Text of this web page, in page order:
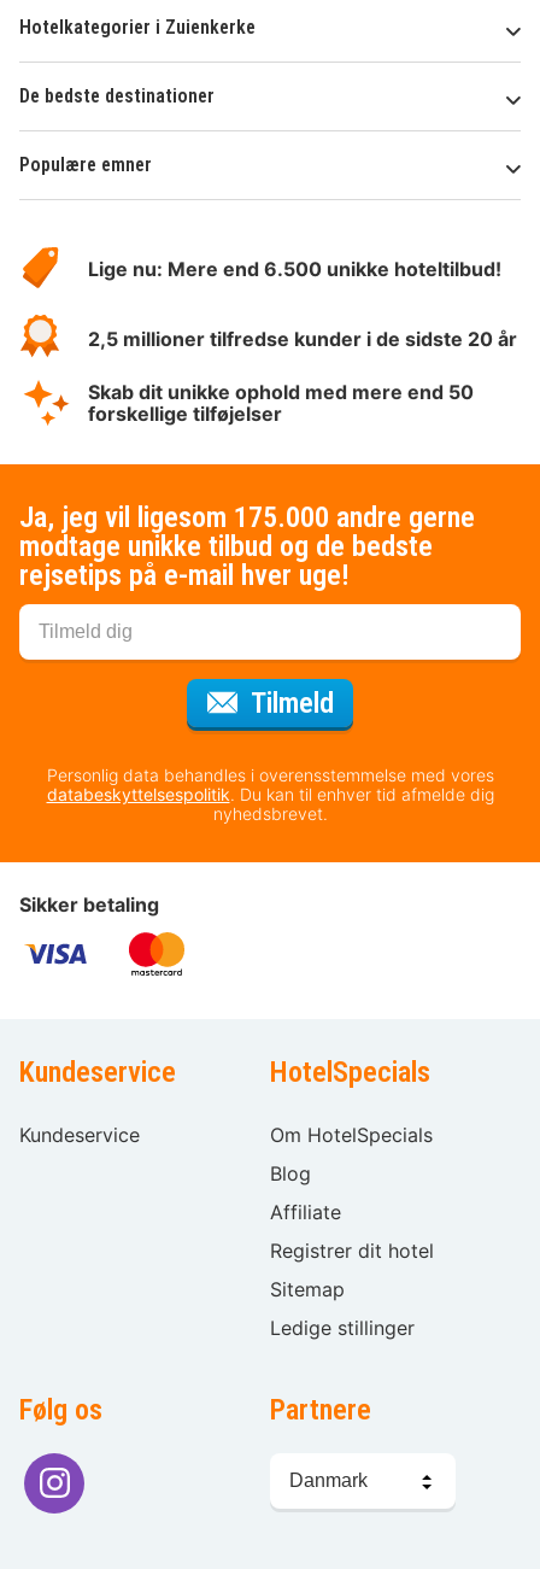
Hotelkategorier i Zuienkerke
De bedste destinationer
Populære emner
HotelSpecials
Lige nu: Mere end 6.500 unikke hoteltilbud!
2,5 millioner tilfredse kunder i de sidste 20 år
Skab dit unikke ophold med mere end 50
forskellige tilføjelser
Ja, jeg vil ligesom 175.000 andre gerne
modtage unikke tilbud og de bedste
rejsetips på e-mail hver uge!
Tilmeld
Personlig data behandles i overensstemmelse med vores
databeskyttelsespolitik. Du kan til enhver tid afmelde dig
nyhedsbrevet.
Sikker betaling
Kundeservice
Kundeservice
HotelSpecials
Om HotelSpecials
Blog
Affiliate
Registrer dit hotel
Sitemap
Ledige stillinger
Følg os Partnere